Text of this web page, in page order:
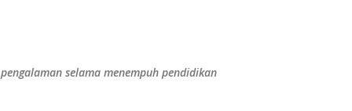
selama menempuh pendidikan